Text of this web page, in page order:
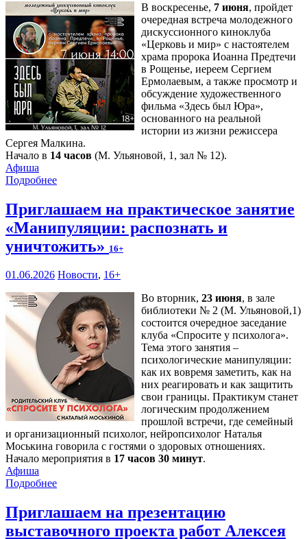
В воскресенье, 7 июня, пройдет
очередная встреча молодежного
дискуссионного киноклуба
«Церковь и мир» с настоятелем
храма пророка Иоанна Предтечи
в Рощенье, иереем Сергием
Ермолаевым, а также просмотр и
обсуждение художественного
фильма «Здесь был Юра»,
основанного на реальной
истории из жизни режиссера
Сергея Малкина.
Начало в 14 часов (М. Ульяновой, 1, зал № 12).
Афиша
Подробнее
Приглашаем на практическое занятие
«Манипуляции: распознать и
уничтожить» 16+
01.06.2026 Новости, 16+
Во вторник, 23 июня, в зале
библиотеки № 2 (М. Ульяновой,1)
состоится очередное заседание
клуба «Спросите у психолога».
Тема этого занятия –
психологические манипуляции:
как их вовремя заметить, как на
них реагировать и как защитить
свои границы. Практикум станет
логическим продолжением
прошлой встречи, где семейный
и организационный психолог, нейропсихолог Наталья
Моськина говорила с гостями о здоровых отношениях.
Начало мероприятия в 17 часов 30 минут.
Афиша
Подробнее
Приглашаем на презентацию
выставочного проекта работ Алексея